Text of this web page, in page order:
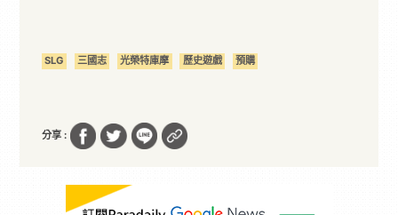
SLG 三國志 光榮特庫摩 歷史遊戲 預購
分享 :